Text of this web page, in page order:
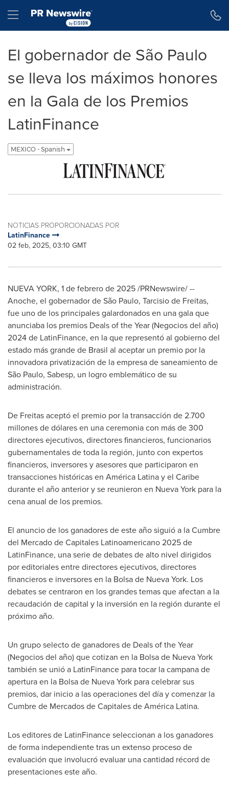
Hamburger menu
El gobernador de São Paulo
se lleva los máximos honores
en la Gala de los Premios
LatinFinance
MEXICO - Spanish
NOTICIAS PROPORCIONADAS POR
LatinFinance
02 feb, 2025, 03:10 GMT
NUEVA YORK, 1 de febrero de 2025/PRNewswire/ --
Anoche, el gobernador de São Paulo, Tarcisio de Freitas,
fue uno de los principales galardonados en una gala que
anunciaba los premios Deals of the Year (Negocios del año)
2024 de LatinFinance, en la que representó al gobierno del
estado más grande de Brasil al aceptar un premio por la
innovadora privatización de la empresa de saneamiento de
São Paulo, Sabesp, un logro emblemático de su
administración.
De Freitas aceptó el premio por la transacción de 2.700
millones de dólares en una ceremonia con más de 300
directores ejecutivos, directores financieros, funcionarios
gubernamentales de toda la región, junto con expertos
financieros, inversores y asesores que participaron en
transacciones históricas en América Latina y el Caribe
durante el año anterior y se reunieron en Nueva York para la
cena anual de los premios.
El anuncio de los ganadores de este año siguió a la Cumbre
del Mercado de Capitales Latinoamericano 2025 de
LatinFinance, una serie de debates de alto nivel dirigidos
por editoriales entre directores ejecutivos, directores
financieros e inversores en la Bolsa de Nueva York. Los
debates se centraron en los grandes temas que afectan a la
recaudación de capital y la inversión en la región durante el
próximo año.
Un grupo selecto de ganadores de Deals of the Year
(Negocios del año) que cotizan en la Bolsa de Nueva York
también se unió a LatinFinance para tocar la campana de
apertura en la Bolsa de Nueva York para celebrar sus
premios, dar inicio a las operaciones del día y comenzar la
Cumbre de Mercados de Capitales de América Latina.
Los editores de LatinFinance seleccionan a los ganadores
de forma independiente tras un extenso proceso de
evaluación que involucró evaluar una cantidad récord de
presentaciones este año.